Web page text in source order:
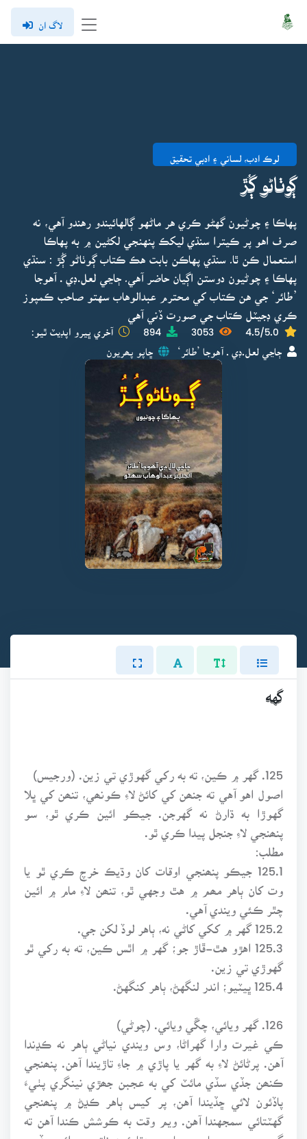
لاگ ان
لوڪ ادب، لساني ۽ ادبي تحقيق
ڳوٺاڻو ڳُڙ
پهاڪا ۽ چوڻيون گهڻو ڪري هر ماڻهو ڳالهائيندو رهندو آهي، نه
صرف اهو پر ڪيترا سنڌي ليکڪ پنهنجي لکڻين ۾ به پهاڪا
استعمال ڪن ٿا۔ سنڌي پهاڪن بابت هڪ ڪتاب ڳوٺاڻو ڳُڙ : سنڌي
پهاڪا ۽ چوڻيون دوستن اڳيان حاضر آهي۔ ڄاڃي لعل.ڊي . آهوجا
’طائر‘ جي هن ڪتاب کي محترم عبدالوهاب سهتو صاحب ڪمپوز
ڪري ڊجيٽل ڪتاب جي صورت ڏني آهي
4.5/5.0
3053
894 آخري ڀيرو اپڊيٽ ٿيو:
ڄاڃي لعل.ڊي . آهوجا ’طائر‘ ڇاپو پھريون
گهه
125. گهر ۾ ڪين، ته به رکي گهوڙي تي زين. (ورجيس)
اصول اهو آهي ته جنھن کي کائڻ لاءِ ڪونھي، تنھن کي ڀلا
گهوڙا به ڌارڻ نه گهرجن. جيڪو ائين ڪري ٿو، سو
پنھنجي لاءِ جنجل پيدا ڪري ٿو.
مطلب:
125.1 جيڪو پنھنجي اوقات کان وڌيڪ خرچ ڪري ٿو يا
وت کان ٻاهر مھم ۾ هٿ وجهي ٿو، تنھن لاءِ مام ۾ ائين
چٿر ڪئي ويندي آهي.
125.2 گهر ۾ ککي کاڻي نه، ٻاهر لوڏ لکن جي.
125.3 اهڙو هٿ-ڦاڙ جو؛ گهر ۾ اٿس ڪين، ته به رکي ٿو
گهوڙي تي زين.
125.4 ڀيٽيو؛ اندر لنگهڻ، ٻاهر کنگهڻ.
126. گهر ويائي، چڱي ويائي. (چوڻي)
ڪي غيرت وارا گهراڻا، وس ويندي نياڻي ٻاهر نه ڪڍندا
آهن. پرڻائڻ لاءِ به گهر يا پاڙي ۾ جاءِ تاڙيندا آهن. پنھنجي
ڪنھن جڏي سڏي مائٽ کي به عجبن جھڙي نينگري پٺيءَ
پاڏئون لائي ڇڏيندا آهن، پر کيس ٻاهر ڪڍڻ ۾ پنھنجي
گهٽتائي سمجهندا آهن. ويم وقت به ڪوشش ڪندا آهن ته
گهر ۾ موجود ماسين چاچين هٿارئون ناڙو وڍرائي ڇڏين.